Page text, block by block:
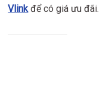
Vlink để có giá ưu đãi.